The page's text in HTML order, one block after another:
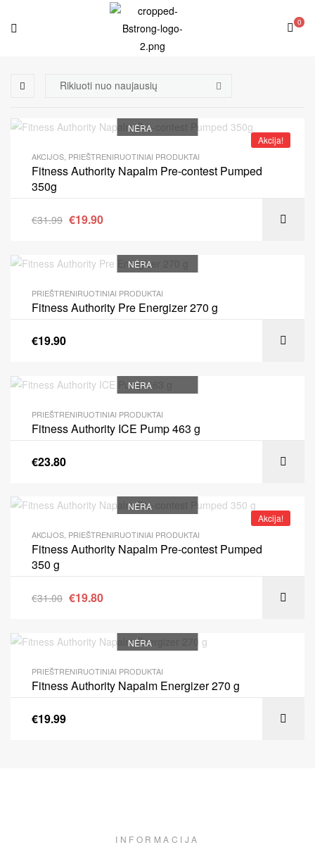
0
Akcija!
NĖRA
AKCIJOS PRIEŠTRENIRUOTINIAI PRODUKTAI
Fitness Authority Napalm Pre-contest Pumped
350g
€31.99 €19.90
NĖRA
PRIEŠTRENIRUOTINIAI PRODUKTAI
Fitness Authority Pre Energizer 270 g
€19.90
NĖRA
PRIEŠTRENIRUOTINIAI PRODUKTAI
Fitness Authority ICE Pump 463 g
€23.80
Akcija!
NĖRA
AKCIJOS, PRIEŠTRENIRUOTINIAI PRODUKTAI
Fitness Authority Napalm Pre-contest Pumped
350 g
€31.00 €19.80
NĖRA
PRIEŠTRENIRUOTINIAI PRODUKTAI
Fitness Authority Napalm Energizer 270 g
€19.99
INFORMACIJA